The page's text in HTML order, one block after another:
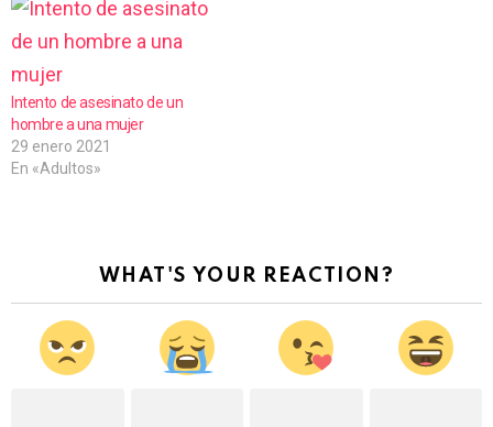
.
Intento de asesinato de un
hombre a una mujer
29 enero 2021
En «Adultos»
WHAT'S YOUR REACTION?